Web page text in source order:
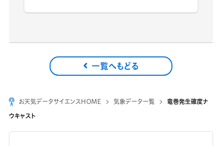
一覧へもどる
お天気データサイエンスHOME 気象データ一覧
竜巻発生確度ナ
ウキャスト